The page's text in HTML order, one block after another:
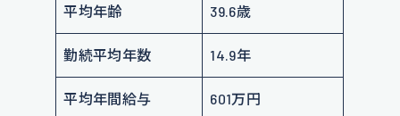
平均年齢 39.6歳
勤続平均年数 14.9年
平均年間給与 601万円